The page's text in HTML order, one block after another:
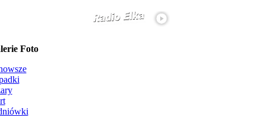
Foto